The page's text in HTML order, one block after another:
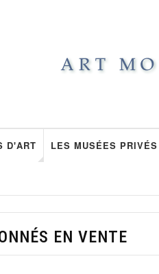
D'ART LES MUSÉES PRIVÉS
EN VENTE